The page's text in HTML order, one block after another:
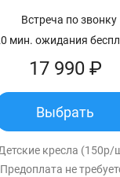
Встреча по звонку
мин. ожидания
17 990 ₽
Выбрать
кресла (150р/
Предоплата не